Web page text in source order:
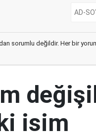
sorumlu değildir. Her bir
isim